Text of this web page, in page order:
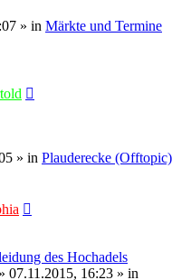
» in Märkte und Termine
» in Plauderecke (Offtopic)
des Hochadels
» 07.11.2015, 16:23 » in